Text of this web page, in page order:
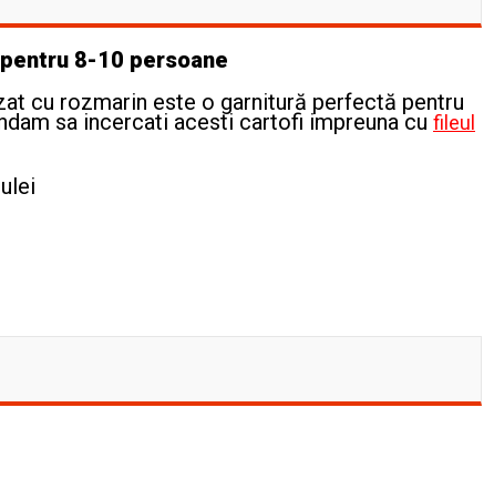
8-10 persoane
cu rozmarin este o garnitură perfectă pentru
sa incercati acesti cartofi impreuna cu fileul